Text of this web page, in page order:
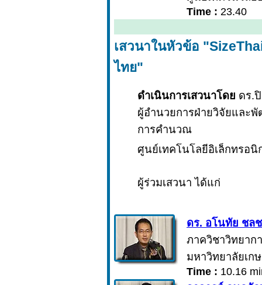
Time : 23.40
เสวนาในหัวข้อ
ไทย"
ดำเนินการเสวนาโดย ดร.
ผู้อำนวยการฝ่ายวิจัยและ
การคำนวณ
ศูนย์เทคโนโลยีอิเล็กทรอ
ผู้ร่วมเสวนา ได้แก่
ดร. อโนทัย ชล
ภาควิชาวิทยาก
มหาวิทยาลัยเก
Time : 10.16